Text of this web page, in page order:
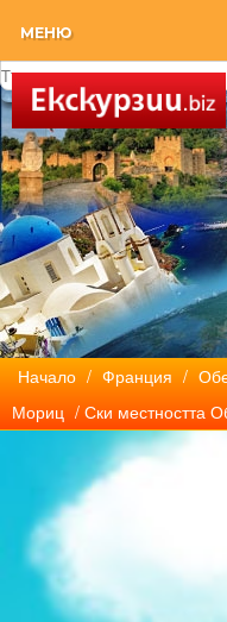
МЕНЮ
Начало / Франция /
Мориц / Ски местността